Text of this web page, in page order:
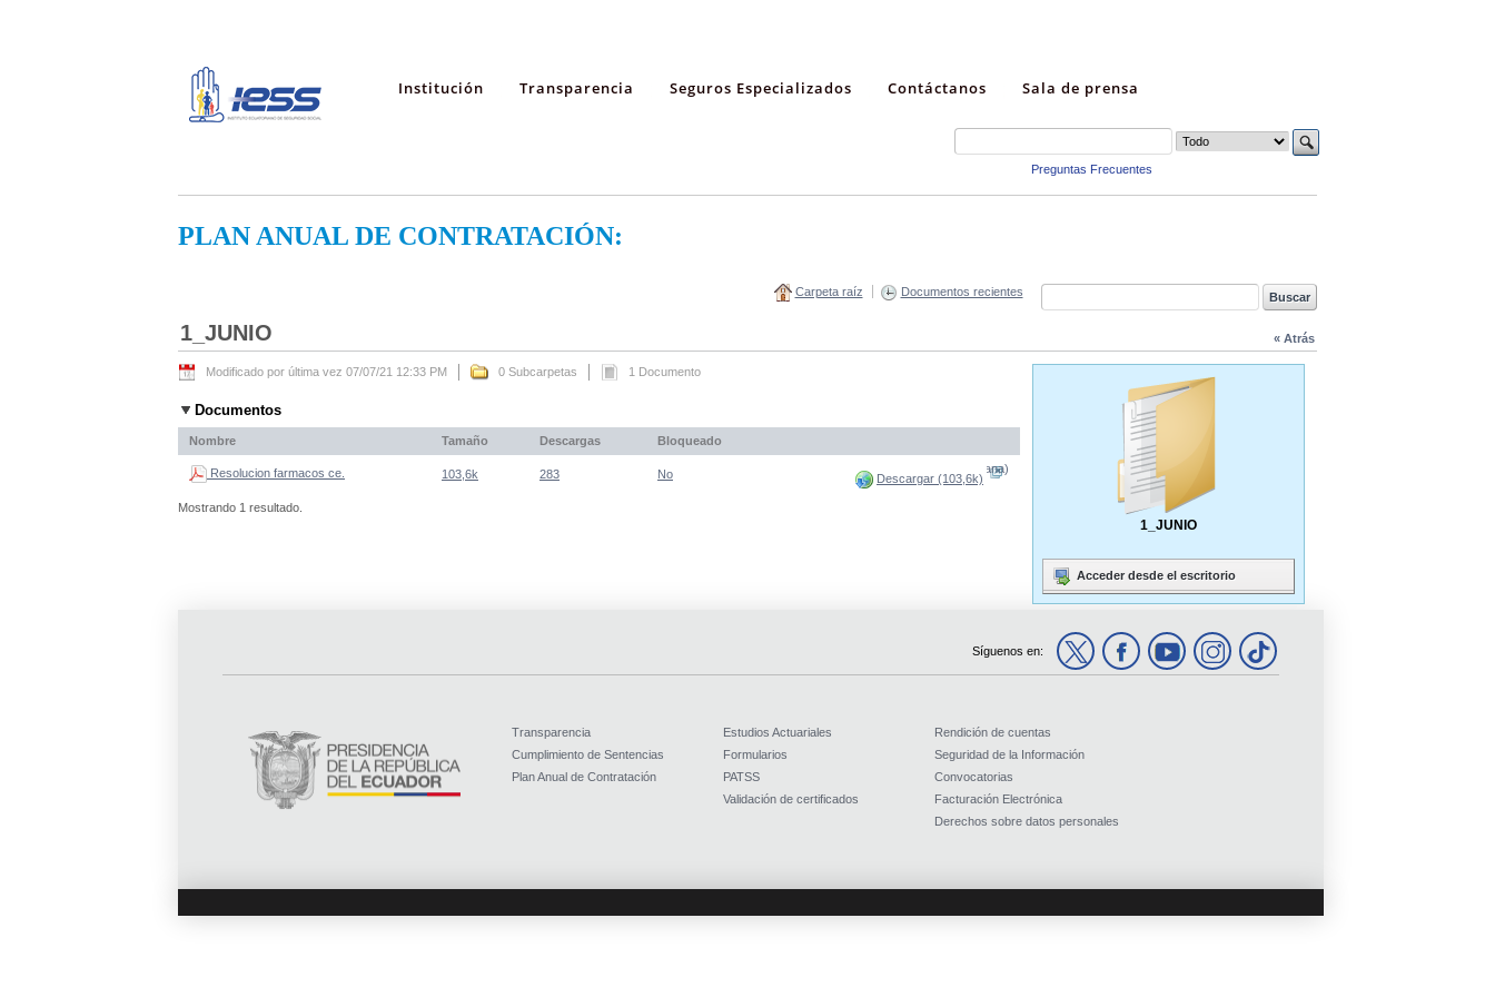
Institución Transparencia Seguros Especializados Contáctanos Sala de prensa
Preguntas Frecuentes
PLAN ANUAL DE CONTRATACIÓN:
Carpeta raíz Documentos recientes
« Atrás
1_JUNIO
Modificado por última vez 07/07/21 12:33 PM 0 Subcarpetas 1 Documento
Documentos
Nombre Tamaño Descargas Bloqueado
Resolucion farmacos ce. 103,6k 283 No Descargar (103,6k)
(Abre una nueva ventana)
Mostrando 1 resultado.
1_JUNIO
Acceder desde el escritorio
Síguenos en:
Transparencia
Cumplimiento de Sentencias
Plan Anual de Contratación
Estudios Actuariales
Formularios
PATSS
Validación de certificados
Rendición de cuentas
Seguridad de la Información
Convocatorias
Facturación Electrónica
Derechos sobre datos personales